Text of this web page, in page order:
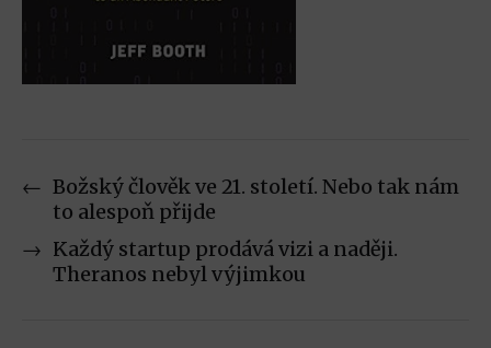
← Božský člověk ve 21. století. Nebo tak nám
to alespoň přijde
→ Každý startup prodává vizi a naději.
Theranos nebyl výjimkou